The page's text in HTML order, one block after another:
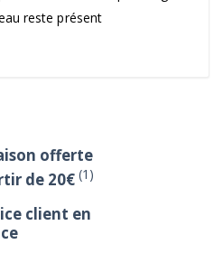
reste présent
offerte
de 20€ (1)
client en